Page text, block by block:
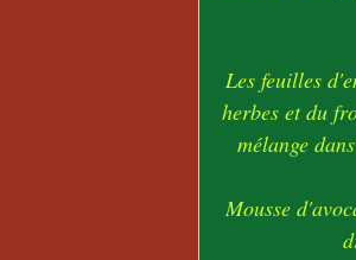
Les feuilles
herbes et du
mélange
Mousse